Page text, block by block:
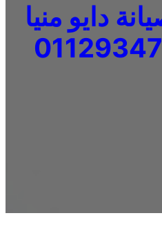
دايو منيا